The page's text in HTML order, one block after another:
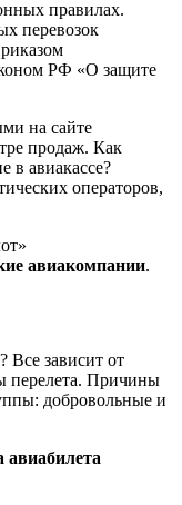
правилах.
перевозок
РФ «О защите
на сайте
продаж. Как
в авиакассе?
операторов,
авиакомпании.
Все зависит от
перелета. Причины
добровольные и